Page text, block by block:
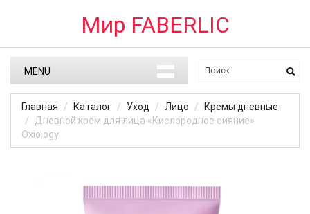
Мир FABERLIC
MENU
Главная Каталог Уход Лицо
Кремы дневные
Дневной крем для лица «Кислородное сияние»
Oxiology